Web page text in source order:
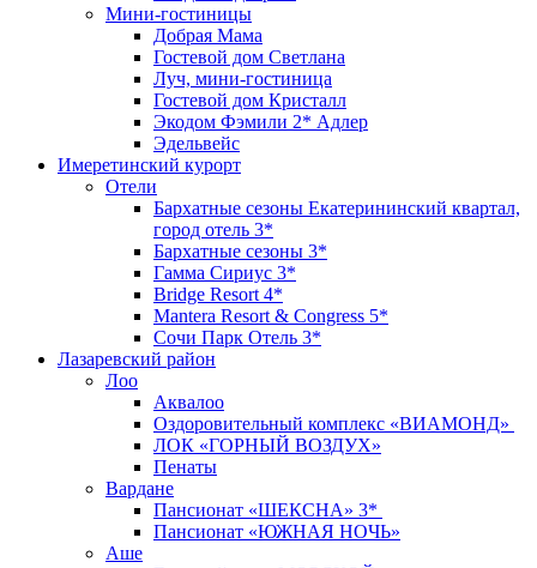
Мини-гостиницы
Добрая Мама
Гостевой дом Светлана
Луч, мини-гостиница
Гостевой дом Кристалл
Экодом Фэмили 2* Адлер
Эдельвейс
Имеретинский курорт
Отели
Бархатные сезоны Екатерининский квартал,
город отель 3*
Бархатные сезоны 3*
Гамма Сириус 3*
Bridge Resort 4*
Mantera Resort & Congress 5*
Сочи Парк Отель 3*
Лазаревский район
Лоо
Аквалоо
Оздоровительный комплекс «ВИАМОНД»
ЛОК «ГОРНЫЙ ВОЗДУХ»
Пенаты
Вардане
Пансионат «ШЕКСНА» 3*
Пансионат «ЮЖНАЯ НОЧЬ»
Аше